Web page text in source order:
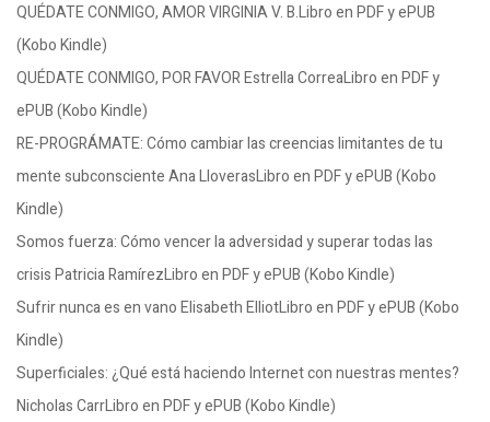
QUÉDATE CONMIGO, AMOR VIRGINIA V. B.Libro en PDF y ePUB
(Kobo Kindle)
QUÉDATE CONMIGO, POR FAVOR Estrella CorreaLibro en PDF y
ePUB (Kobo Kindle)
RE-PROGRÁMATE: Cómo cambiar las creencias limitantes de tu
mente subconsciente Ana LloverasLibro en PDF y ePUB (Kobo
Kindle)
Somos fuerza: Cómo vencer la adversidad y superar todas las
crisis Patricia RamírezLibro en PDF y ePUB (Kobo Kindle)
Sufrir nunca es en vano Elisabeth ElliotLibro en PDF y ePUB (Kobo
Kindle)
Superficiales: ¿Qué está haciendo Internet con nuestras mentes?
Nicholas CarrLibro en PDF y ePUB (Kobo Kindle)